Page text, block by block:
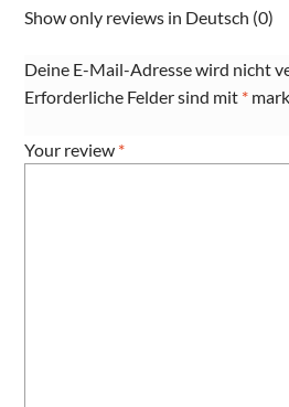
Show only reviews in Deutsch (0)
Deine E-Mail-Adresse wird nicht
Erforderliche Felder sind mit *
Your review *